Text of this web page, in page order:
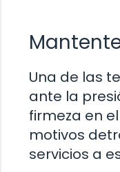
Una de las
ante la
firmeza en
motivos
servicios a